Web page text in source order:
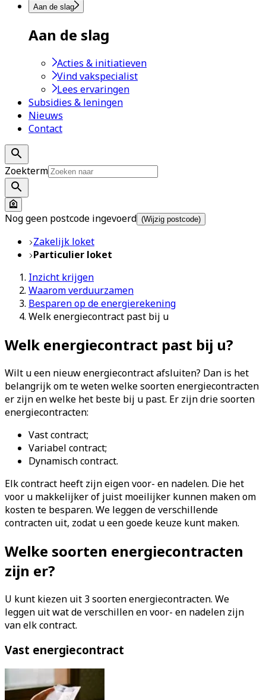
Aan de slag
Aan de slag
Acties & initiatieven
Vind vakspecialist
Lees ervaringen
Subsidies & leningen
Nieuws
Contact
Zoekterm
Nog geen postcode ingevoerd (Wijzig postcode)
Zakelijk loket
Particulier loket
Inzicht krijgen
Waarom verduurzamen
Besparen op de energierekening
Welk energiecontract past bij u
Welk energiecontract past bij u?
Wilt u een nieuw energiecontract afsluiten? Dan is het
belangrijk om te weten welke soorten energiecontracten
er zijn en welke het beste bij u past. Er zijn drie soorten
energiecontracten:
Vast contract;
Variabel contract;
Dynamisch contract.
Elk contract heeft zijn eigen voor- en nadelen. Die het
voor u makkelijker of juist moeilijker kunnen maken om
kosten te besparen. We leggen de verschillende
contracten uit, zodat u een goede keuze kunt maken.
Welke soorten energiecontracten
zijn er?
U kunt kiezen uit 3 soorten energiecontracten. We
leggen uit wat de verschillen en voor- en nadelen zijn
van elk contract.
Vast energiecontract